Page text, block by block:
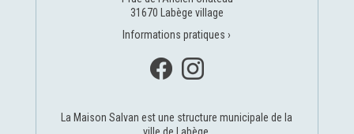
31670 Labège village
Informations pratiques ›
La Maison Salvan est une structure municipale de la